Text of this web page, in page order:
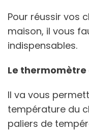
Pour réussir vos
maison, il vous
indispensables.
Le thermomètre
Il va vous
température du
paliers de